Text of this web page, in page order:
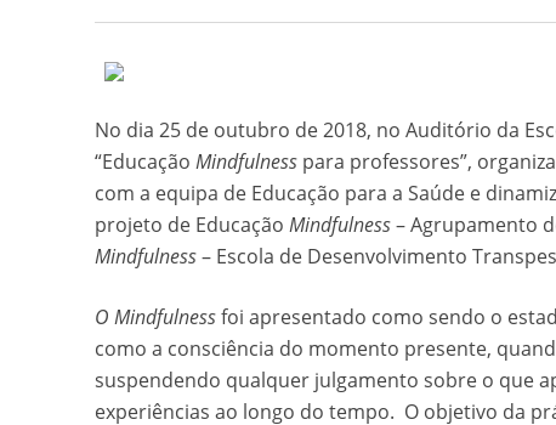
No dia 25 de outubro de 2018, no Auditório da
“Educação Mindfulness para professores”,
com a equipa de Educação para a Saúde e
projeto de Educação Mindfulness– Agrupamento
Mindfulness– Escola de Desenvolvimento
O Mindfulnessfoi apresentado como sendo o
como a consciência do momento presente,
suspendendo qualquer julgamento sobre o que
experiências ao longo do tempo. O objetivo da